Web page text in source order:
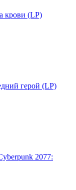
крови (LP)
герой (LP)
2077: